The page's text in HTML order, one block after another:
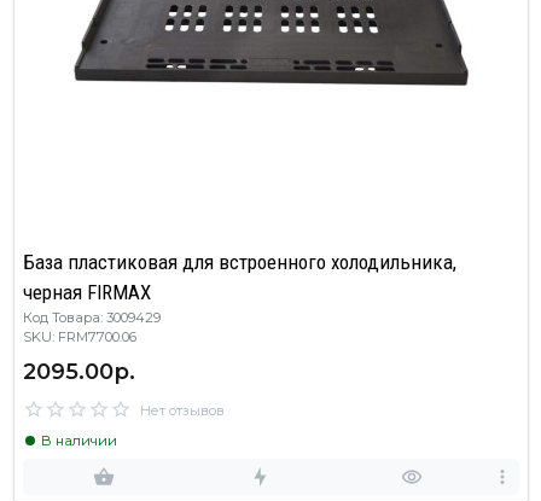
База пластиковая для встроенного холодильника,
черная FIRMAX
Код Товара: 3009429
SKU: FRM7700.06
2095.00р.
Нет отзывов
В наличии